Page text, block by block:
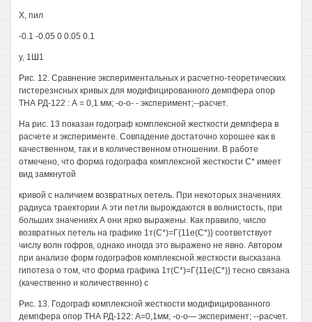
X, пил
-0.1 -0.05 0 0.05 0.1
у, 1Ш1
Рис. 12. Сравнение экспериментальных и расчетно-теоретических
гистерезнсных кривых для модифицированного демпфера опор
ТНА РД-122 : А = 0,1 мм; -о-о- - эксперимент;--расчет.
На рис. 13 показан годограф комплексной жесткости демпфера в
расчете и эксперименте. Совпадение достаточно хорошее как в
качественном, так и в количественном отношении. В работе
отмечено, что форма годографа комплексной жесткости С* имеет
вид замкнутой
кривой с наличием возвратных петель. При некоторых значениях
радиуса траектории А эти петли вырождаются в волнистость, при
больших значениях А они ярко выражены. Как правило, число
возвратных петель на графике 1т(С*)=Г{11е(С*)} соответствует
числу волн гофров, однако иногда это выражено не явно. Автором
при анализе форм годографов комплексной жесткости высказана
гипотеза о том, что форма графика 1т(С*)=Г{11е(С*)} тесно связана
(качественно и количественно) с
Рис. 13. Годограф комплексной жесткости модифицированного
демпфера опор ТНА РД-122: А=0,1мм; -о-о— эксперимент; --расчет.